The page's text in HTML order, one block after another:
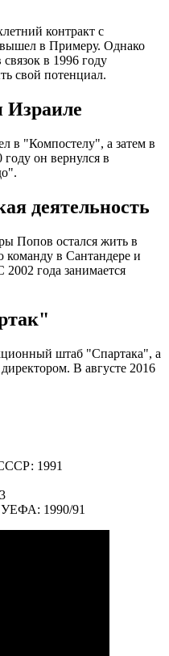
контракт с
в Примеру. Однако
в 1996 году
свой потенциал.
Израиле
в "Компостелу", а затем в
он вернулся в
деятельность
Попов остался жить в
в Сантандере и
года занимается
штаб "Спартака", а
В августе 2016
1991
1990/91